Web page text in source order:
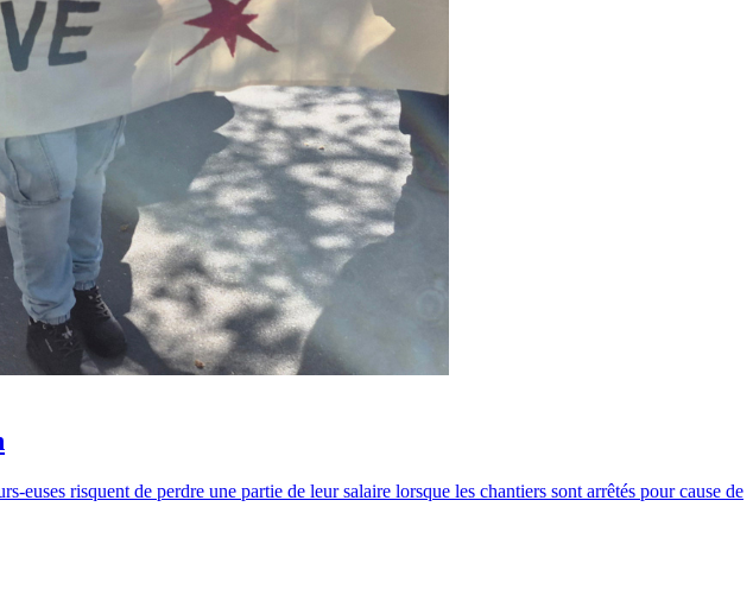
risquent de perdre une partie de leur salaire lorsque les chantiers sont arrêtés pour cause de